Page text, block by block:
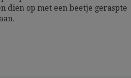
dien op met een beetje geraspte